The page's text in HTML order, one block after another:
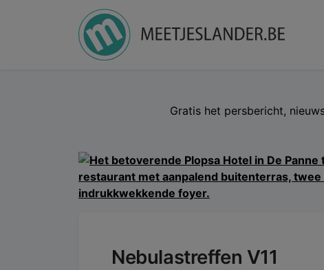
Gratis het persbericht,
Nebulastreffen V11